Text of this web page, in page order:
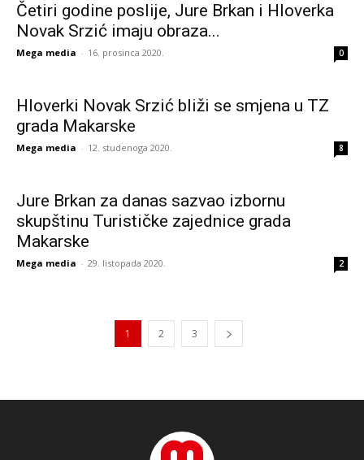
Četiri godine poslije, Jure Brkan i Hloverka
Novak Srzić imaju obraza...
Mega media - 16. prosinca 2020. 0
Hloverki Novak Srzić bliži se smjena u TZ
grada Makarske
Mega media - 12. studenoga 2020. 8
Jure Brkan za danas sazvao izbornu
skupštinu Turističke zajednice grada
Makarske
Mega media - 29. listopada 2020. 2
1 2 3